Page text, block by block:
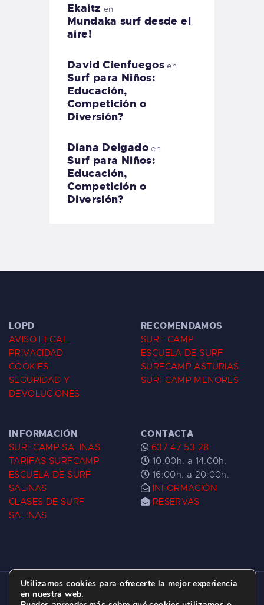
Ekaitz en
Mundaka surf desde el
aire!
David Cienfuegos en
Surf para Niños:
Educación,
Competición o
Diversión?
Diana Delgadoen
Surf para Niños:
Educación,
Competición o
Diversión?
LOPD
AVISO LEGAL
PRIVACIDAD
COOKIES
SEGURIDAD Y
DEVOLUCIONES
RECOMENDAMOS
SURF CAMP
ESCUELA DE SURF
SURFCAMP ASTURIAS
SURFCAMP MENORES
INFORMACIÓN
SURFCAMP SALINAS
TARIFAS SURFCAMP
ESCUELA DE SURF
SALINAS
CLASES DE SURF
SALINAS
CONTACTA
637 47 53 28
10:00h. a 14:00h.
16:00h. a 20:00h.
INFORMACIÓN
RESERVAS
ESCUELA DE SURF LAS DUNAS ©
2026.
Utilizamos cookies para ofrecerte la mejor experiencia
en nuestra web.